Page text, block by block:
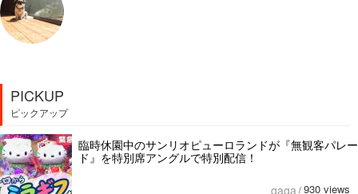
PICKUP
ピックアップ
臨時休園中のサンリオピューロランドが『無観客パレー
ド』を特別席アングルで特別配信！
gaga / 930 views